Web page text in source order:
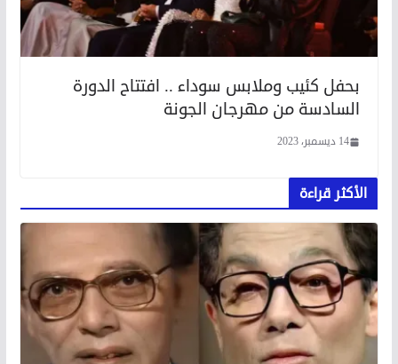
بحفل كئيب وملابس سوداء .. افتتاح الدورة
السادسة من مهرجان الجونة
14 ديسمبر، 2023
الأكثر قراءة